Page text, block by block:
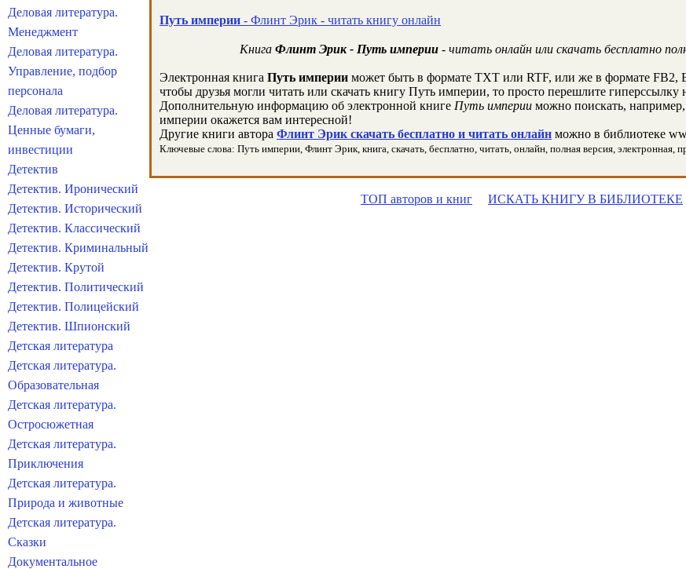
Путь империи - Флинт Эрик - читать книгу онлайн
Книга Флинт Эрик - Путь империи - читать онлайн или скачать бесплатно
Электронная книга Путь империи может быть в формате TXT или RTF, или же в формате FB2,
чтобы друзья могли читать или скачать книгу Путь империи, то просто перешлите гиперссылку
Дополнительную информацию об электронной книге Путь империи можно поискать,
империи окажется вам интересной!
Другие книги автора Флинт Эрик скачать бесплатно и читать онлайн можно в библиотеке
Ключевые слова: Путь империи, Флинт Эрик, книга, скачать, бесплатно, читать, онлайн, полная версия, электронная,
ТОП авторов и книг ИСКАТЬ КНИГУ В БИБЛИОТЕКЕ
Деловая литература.
Менеджмент
Деловая литература.
Управление, подбор
персонала
Деловая литература.
Ценные бумаги,
инвестиции
Детектив
Детектив. Иронический
Детектив. Исторический
Детектив. Классический
Детектив. Криминальный
Детектив. Крутой
Детектив. Политический
Детектив. Полицейский
Детектив. Шпионский
Детская литература
Детская литература.
Образовательная
Детская литература.
Остросюжетная
Детская литература.
Приключения
Детская литература.
Природа и животные
Детская литература.
Сказки
Документальное